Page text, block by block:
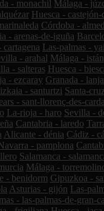
- monachil Málaga -
Huesca - castejón-
Córdoba -
- arenas-de-iguña
Las-palmas -
- arahal Málaga - istán
- salteras Huesca -
- ezcaray Granada -
- santurtzi Santa-
- sant-llorenç-des-
La-rioja - haro Sevilla -
Cantabria - laredo
Alicante - dénia Cádiz -
- pamplona
Salamanca -
Málaga -
- benidorm Gipuzkoa -
Asturias - gijón Las-
- las-palmas-de-gran-